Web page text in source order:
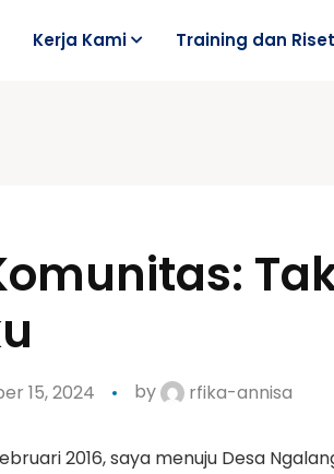
Kerja Kami Training dan Riset
15, 2024 by rfika-annisa
2016, saya menuju Desa